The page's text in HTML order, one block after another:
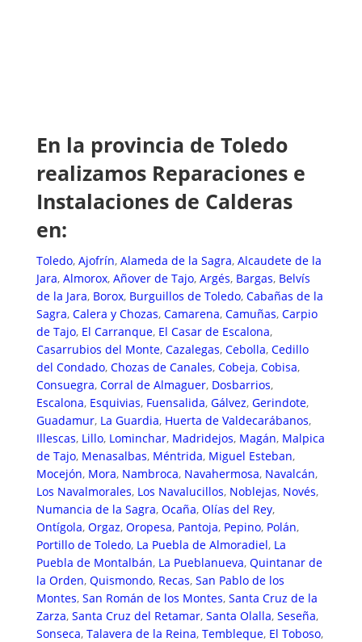
En la provincia de Toledo
realizamos Reparaciones e
Instalaciones de Calderas
en:
Toledo, Ajofrín, Alameda de la Sagra, Alcaudete de la
Jara, Almorox, Añover de Tajo, Argés, Bargas, Belvís
de la Jara, Borox, Burguillos de Toledo, Cabañas de la
Sagra, Calera y Chozas, Camarena, Camuñas, Carpio
de Tajo, El Carranque, El Casar de Escalona,
Casarrubios del Monte, Cazalegas, Cebolla, Cedillo
del Condado, Chozas de Canales, Cobeja, Cobisa,
Consuegra, Corral de Almaguer, Dosbarrios,
Escalona, Esquivias, Fuensalida, Gálvez, Gerindote,
Guadamur, La Guardia, Huerta de Valdecarábanos,
Illescas, Lillo, Lominchar, Madridejos, Magán, Malpica
de Tajo, Menasalbas, Méntrida, Miguel Esteban,
Mocejón, Mora, Nambroca, Navahermosa, Navalcán,
Los Navalmorales, Los Navalucillos, Noblejas, Novés,
Numancia de la Sagra, Ocaña, Olías del Rey,
Ontígola, Orgaz, Oropesa, Pantoja, Pepino, Polán,
Portillo de Toledo, La Puebla de Almoradiel, La
Puebla de Montalbán, La Pueblanueva, Quintanar de
la Orden, Quismondo, Recas, San Pablo de los
Montes, San Román de los Montes, Santa Cruz de la
Zarza, Santa Cruz del Retamar, Santa Olalla, Seseña,
Sonseca, Talavera de la Reina, Tembleque, El Toboso,